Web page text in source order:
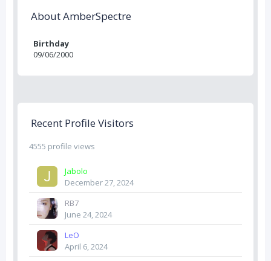
About AmberSpectre
Birthday
09/06/2000
Recent Profile Visitors
4555 profile views
Jabolo
December 27, 2024
RB7
June 24, 2024
LeO
April 6, 2024